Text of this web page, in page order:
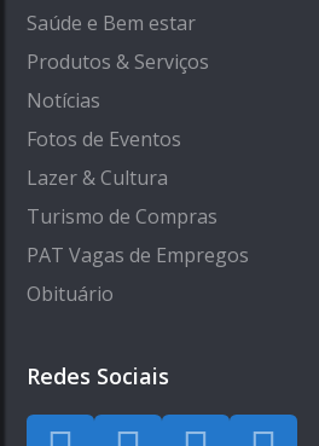
Saúde e Bem estar
Produtos & Serviços
Notícias
Fotos de Eventos
Lazer & Cultura
Turismo de Compras
PAT Vagas de Empregos
Obituário
Redes Sociais